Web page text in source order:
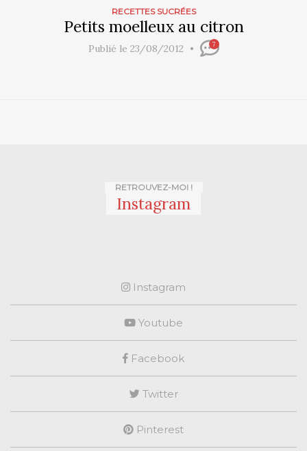
RECETTES SUCRÉES
Petits moelleux au citron
Publié le 23/08/2012 7
RETROUVEZ-MOI !
Instagram
Instagram
Youtube
Facebook
Twitter
Pinterest